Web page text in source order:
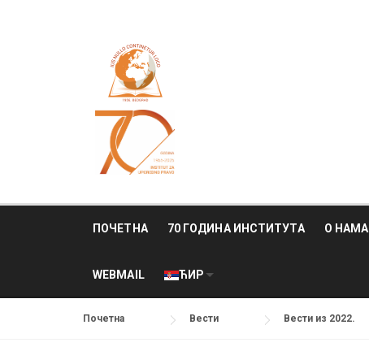
ПОЧЕТНА 70 ГОДИНА ИНСТИТУТА О НАМА
WEBMAIL ЋИР
Почетна Вести Вести из 2022.